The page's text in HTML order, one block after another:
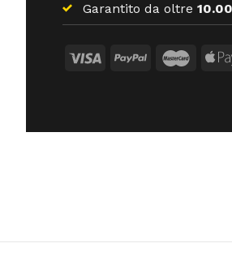
Garantito da oltre